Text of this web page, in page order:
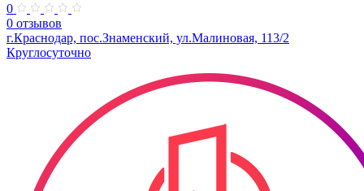
0
0 отзывов
г.Краснодар, пос.Знаменский, ул.Малиновая, 113/2
Круглосуточно